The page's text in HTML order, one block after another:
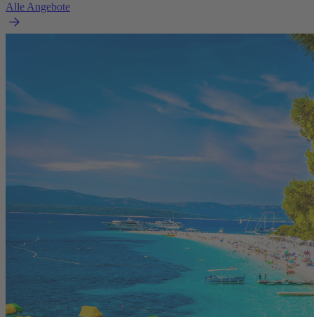
Alle Angebote